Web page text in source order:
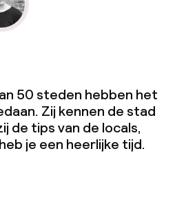
50 steden hebben het
Zij kennen de stad
de tips van de locals,
je een heerlijke tijd.